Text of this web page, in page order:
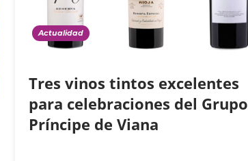
Actualidad
Tres vinos tintos excelentes
para celebraciones del Grupo
Príncipe de Viana